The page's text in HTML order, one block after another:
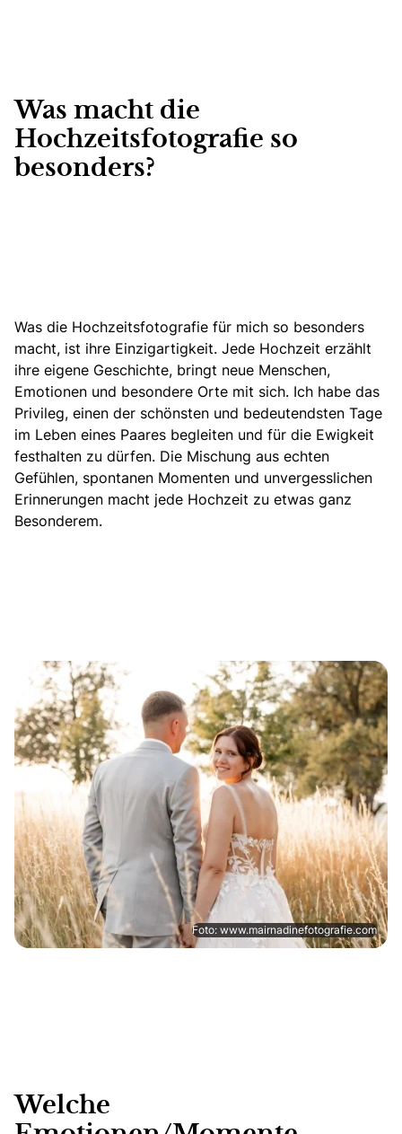
Was macht die
Hochzeitsfotografie so
besonders?
Was die Hochzeitsfotografie für mich so besonders
macht, ist ihre Einzigartigkeit. Jede Hochzeit erzählt
ihre eigene Geschichte, bringt neue Menschen,
Emotionen und besondere Orte mit sich. Ich habe das
Privileg, einen der schönsten und bedeutendsten Tage
im Leben eines Paares begleiten und für die Ewigkeit
festhalten zu dürfen. Die Mischung aus echten
Gefühlen, spontanen Momenten und unvergesslichen
Erinnerungen macht jede Hochzeit zu etwas ganz
Besonderem.
Foto: www.mairnadinefotografie.com
Welche